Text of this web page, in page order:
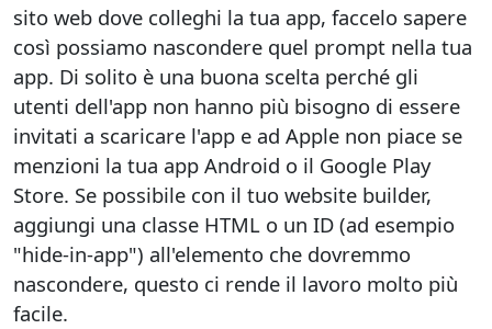
sito web dove colleghi la tua app, faccelo sapere
così possiamo nascondere quel prompt nella tua
app. Di solito è una buona scelta perché gli
utenti dell'app non hanno più bisogno di essere
invitati a scaricare l'app e ad Apple non piace se
menzioni la tua app Android o il Google Play
Store. Se possibile con il tuo website builder,
aggiungi una classe HTML o un ID (ad esempio
"hide-in-app") all'elemento che dovremmo
nascondere, questo ci rende il lavoro molto più
facile.